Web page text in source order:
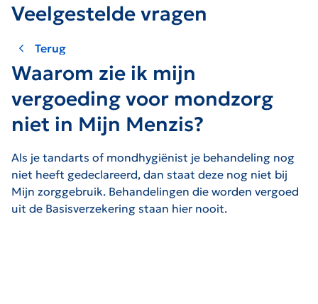
Veelgestelde vragen
Terug
Waarom zie ik mijn
vergoeding voor mondzorg
niet in Mijn Menzis?
Als je tandarts of mondhygiënist je behandeling nog
niet heeft gedeclareerd, dan staat deze nog niet bij
Mijn zorggebruik. Behandelingen die worden vergoed
uit de Basisverzekering staan hier nooit.